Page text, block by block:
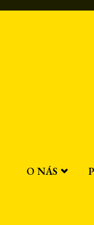
O NÁS